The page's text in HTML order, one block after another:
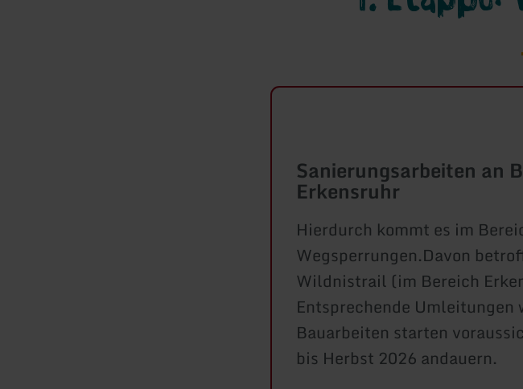
Sanierungsarbeiten an
Erkensruhr
Hierdurch kommt es im
Wegsperrungen.Davon
Wildnistrail (im Bereich
Entsprechende Umleitungen
Bauarbeiten starten
bis Herbst 2026 andauern.